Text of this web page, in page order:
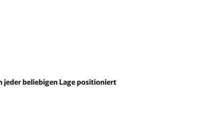
jeder beliebigen Lage positioniert